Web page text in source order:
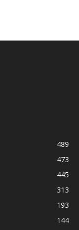
489
473
445
313
193
144